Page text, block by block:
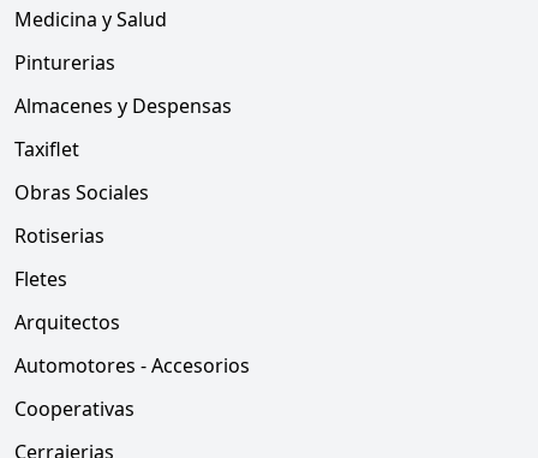
Medicina y Salud
Pinturerias
Almacenes y Despensas
Taxiflet
Obras Sociales
Rotiserias
Fletes
Arquitectos
Automotores - Accesorios
Cooperativas
Cerrajerias